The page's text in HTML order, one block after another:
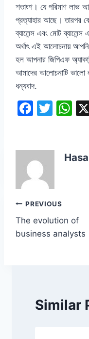
শতাংশ। যে পরিমাণ লাভ
প্রত্যাহার আছে। তারপর
ব্যালেন্স এবং মোট
অর্থাৎ এই আলোচনায় আপনি
হল আপনার জিপিএফ
আমাদের আলোচনাটি ভালো
ধন্যবাদ.
F
e
b
o
o
k
T
er
W
s
Post
navigation
PREVIOUS
The evolution of
business analysts
Similar